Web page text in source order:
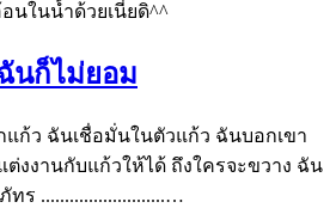
นในน้ำด้วยเนี่ยดิ^^
นก็ไม่ยอม
ก้ว ฉันเชื่อมั่นในตัวแก้ว ฉันบอกเขา
ต่งงานกับแก้วให้ได้ ถึงใครจะขวาง ฉัน
..........................…